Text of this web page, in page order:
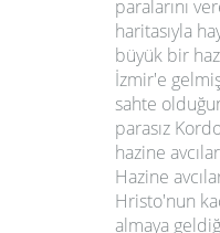
paralarını
haritasıyla
büyük bir
İzmir'e
sahte
parasız
hazine
Hazine
Hristo'nun
almaya